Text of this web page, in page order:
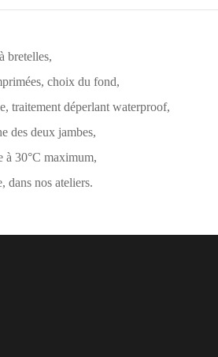
bretelles,
choix du fond,
traitement déperlant waterproof,
des deux jambes,
à 30°C maximum,
dans nos ateliers.